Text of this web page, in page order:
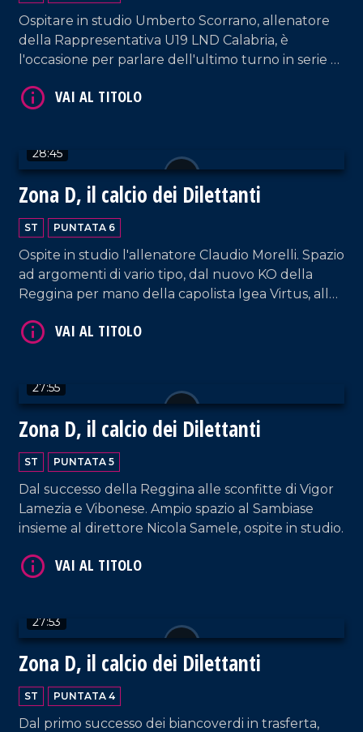
Ospitare in studio Umberto Scorrano, allenatore
della Rappresentativa U19 LND Calabria, è
l'occasione per parlare dell'ultimo turno in serie D
Reggina/Vibonese. Uno sguardo anche ai giovani.
28:45
Zona D, il calcio dei Dilettanti
ST PUNTATA 6
Ospite in studio l'allenatore Claudio Morelli. Spazio
ad argomenti di vario tipo, dal nuovo KO della
Reggina per mano della capolista Igea Virtus, allo
del Sambiase con la Sancataldese e al pari della
27:55
Zona D, il calcio dei Dilettanti
ST PUNTATA 5
Dal successo della Reggina alle sconfitte di Vigor
Lamezia e Vibonese. Ampio spazio al Sambiase
insieme al direttore Nicola Samele, ospite in studio.
27:53
Zona D, il calcio dei Dilettanti
ST PUNTATA 4
Dal primo successo dei biancoverdi in trasferta,